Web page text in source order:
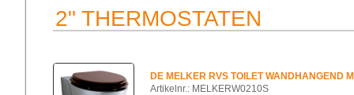
2" THERMOSTATEN
DE MELKER RVS TOILET WANDHANGEND
Artikelnr.: MELKERW0210S